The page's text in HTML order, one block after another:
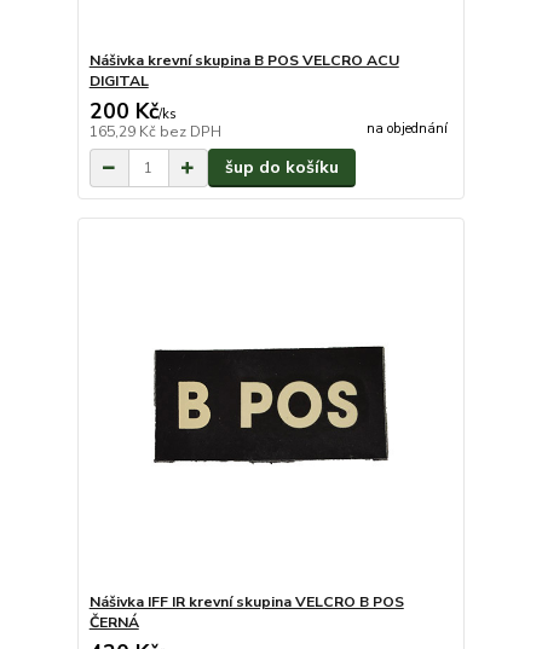
Nášivka krevní skupina B POS VELCRO ACU
DIGITAL
200 Kč/ks
165,29 Kč bez DPH na objednání
šup do košíku
Nášivka IFF IR krevní skupina VELCRO B POS
ČERNÁ